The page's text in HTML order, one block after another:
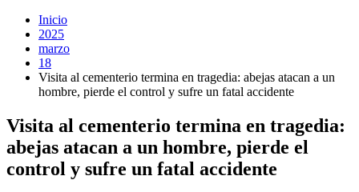
Inicio
2025
marzo
18
Visita al cementerio termina en tragedia: abejas atacan a un
hombre, pierde el control y sufre un fatal accidente
Visita al cementerio termina en tragedia:
abejas atacan a un hombre, pierde el
control y sufre un fatal accidente